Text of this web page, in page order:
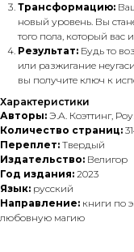
Трансформацию:
новый уровень. Вы
того пола, который вас
Результат: Будь то
или разжигание
вы получите ключ к
Характеристики
Авторы: Э.А. Коэттинг,
Количество страниц:
Переплет: Твердый
Издательство: Велигор
Год издания: 2023
Язык: русский
Направление: книги по
любовную магию